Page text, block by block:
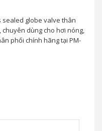
sealed globe valve thân
chuyên dùng cho hơi nóng,
phối chính hãng tại PM-